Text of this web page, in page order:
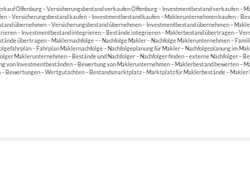
Offenburg – Versicherungsbestand verkaufen Offenburg – Investmentbestand verkaufen –
– Versicherungsbestand kaufen – Investmentbestand kaufen – Maklerunternehmen kaufen –
übernehmen – Versicherungsbestand übernehmen – Investmentbestand übernehmen –
– Investmentbestand integrieren – Bestände integrieren – Maklerbestand übertragen –
übertragen – Maklernachfolge –– Nachfolge Makler – Nachfolge Maklerunternehmen –
– Fahrplan Maklernachfolge – Nachfolgeplanung für Makler – Nachfolgeplanung im
Maklerunternehmen – Bestände und Nachfolger – Nachfolger finden – externe Nachfolger –
von Investmentbeständen – Bewertung von Maklerunternehmen – Maklerbestand bewerten –
– Wertgutachten – Bestandsmarktplatz – Marktplatz für Maklerbestände – Makler